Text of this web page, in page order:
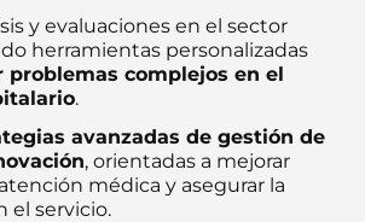
y evaluaciones en el sector
herramientas personalizadas
problemas complejos en el
.
avanzadas de gestión de
, orientadas a mejorar
médica y asegurar la
el servicio.